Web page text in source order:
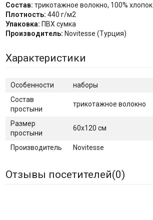
Состав: трикотажное волокно, 100% хлопок
Плотность: 440 г/м2
Упаковка: ПВХ сумка
Производитель: Novitesse (Турция)
Характеристики
Особенности
наборы
Состав
простыни
трикотажное волокно
Размер
простыни
60x120 см
Производитель Novitesse
Отзывы посетителей(0)